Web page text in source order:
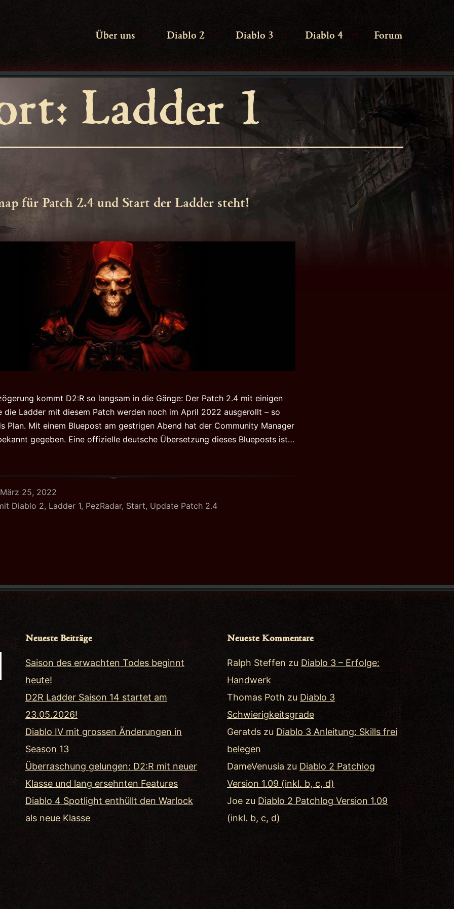
Über uns
MenüDiablo 2
MenüDiablo 3
MenüDiablo 4
MenüForum
Ladder 1
für Patch 2.4 und Start der Ladder steht!
kommt D2:R so langsam in die Gänge: Der Patch 2.4 mit einigen
die Ladder mit diesem Patch werden noch im April 2022 ausgerollt – so
Plan. Mit einem Bluepost am gestrigen Abend hat der Community Manager
gegeben. Eine offizielle deutsche Übersetzung dieses Blueposts ist…
März 25, 2022
Diablo 2, Ladder 1, PezRadar, Start, Update Patch 2.4
Neueste Beiträge
Saison des erwachten Todes beginnt
heute!
D2R Ladder Saison 14 startet am
23.05.2026!
Diablo IV mit grossen Änderungen in
Season 13
Überraschung gelungen: D2:R mit neuer
Klasse und lang ersehnten Features
Diablo 4 Spotlight enthüllt den Warlock
als neue Klasse
Neueste Kommentare
Ralph Steffen zu Diablo 3 – Erfolge:
Handwerk
Thomas Poth zu Diablo 3
Schwierigkeitsgrade
Geratds zu Diablo 3 Anleitung: Skills frei
belegen
DameVenusia zu Diablo 2 Patchlog
Version 1.09 (inkl. b, c, d)
Joe zu Diablo 2 Patchlog Version 1.09
(inkl. b, c, d)